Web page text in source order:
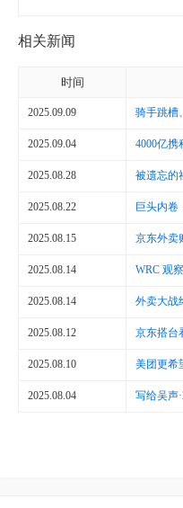
相关新闻
时间
2025.09.09 骑手跳槽
2025.09.04 4000亿携
2025.08.28 被遗忘的
2025.08.22 巨头内卷
2025.08.15 京东外卖
2025.08.14 WRC 观
2025.08.14 外卖大战
2025.08.12 京东搭台
2025.08.10 美团更希
2025.08.04 写给吴声